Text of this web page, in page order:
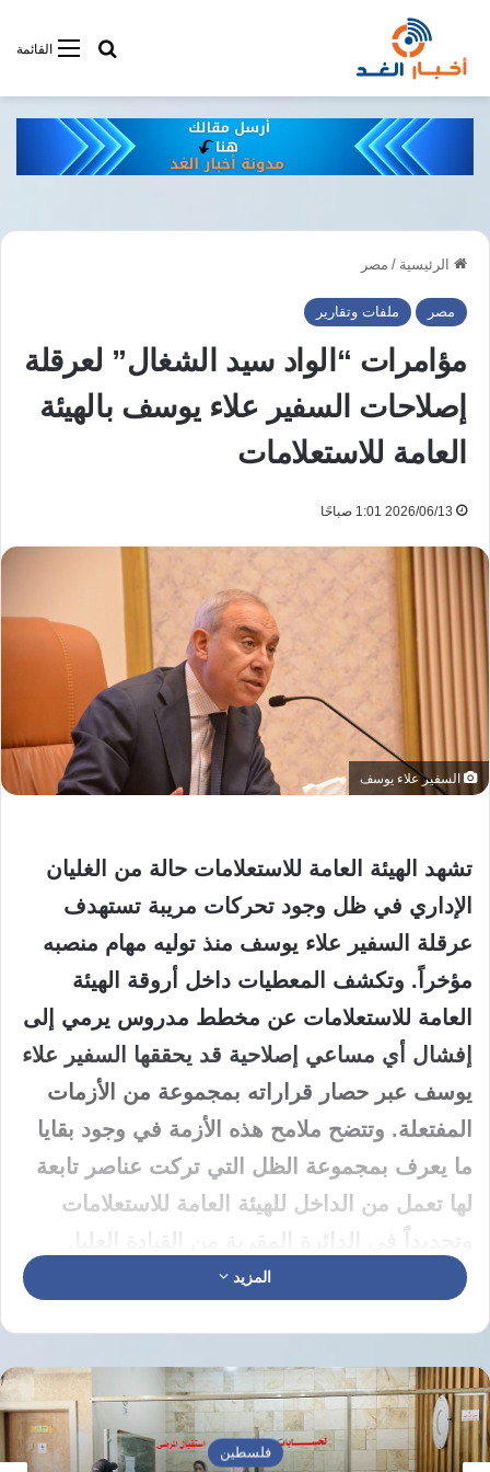
القائمةأبحت فى
الرئيسية / مصر
مصر ملفات وتقارير
مؤامرات “الواد سيد الشغال” لعرقلة
إصلاحات السفير علاء يوسف بالهيئة
العامة للاستعلامات
2026/06/13 1:01 صباحًا
السفير علاء يوسف
تشهد الهيئة العامة للاستعلامات حالة من الغليان
الإداري في ظل وجود تحركات مريبة تستهدف
عرقلة السفير علاء يوسف منذ توليه مهام منصبه
مؤخراً. وتكشف المعطيات داخل أروقة الهيئة
العامة للاستعلامات عن مخطط مدروس يرمي إلى
إفشال أي مساعي إصلاحية قد يحققها السفير علاء
يوسف عبر حصار قراراته بمجموعة من الأزمات
المفتعلة. وتتضح ملامح هذه الأزمة في وجود بقايا
ما يعرف بمجموعة الظل التي تركت عناصر تابعة
لها تعمل من الداخل للهيئة العامة للاستعلامات
تتواصل عمليات تفريغ الهيئة العامة للاستعلامات
محاولات مستمرة للسيطرة على الأدوار والمكاتب
داخل المباني التابعة للجهة. وتعمل العناصر
المتبقية من مجموعة الظل على تعطيل دولاب
المزيد
فلسطين